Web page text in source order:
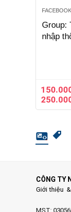
Group:
nhập
CÔNG TY
Giới thiệu
MST: